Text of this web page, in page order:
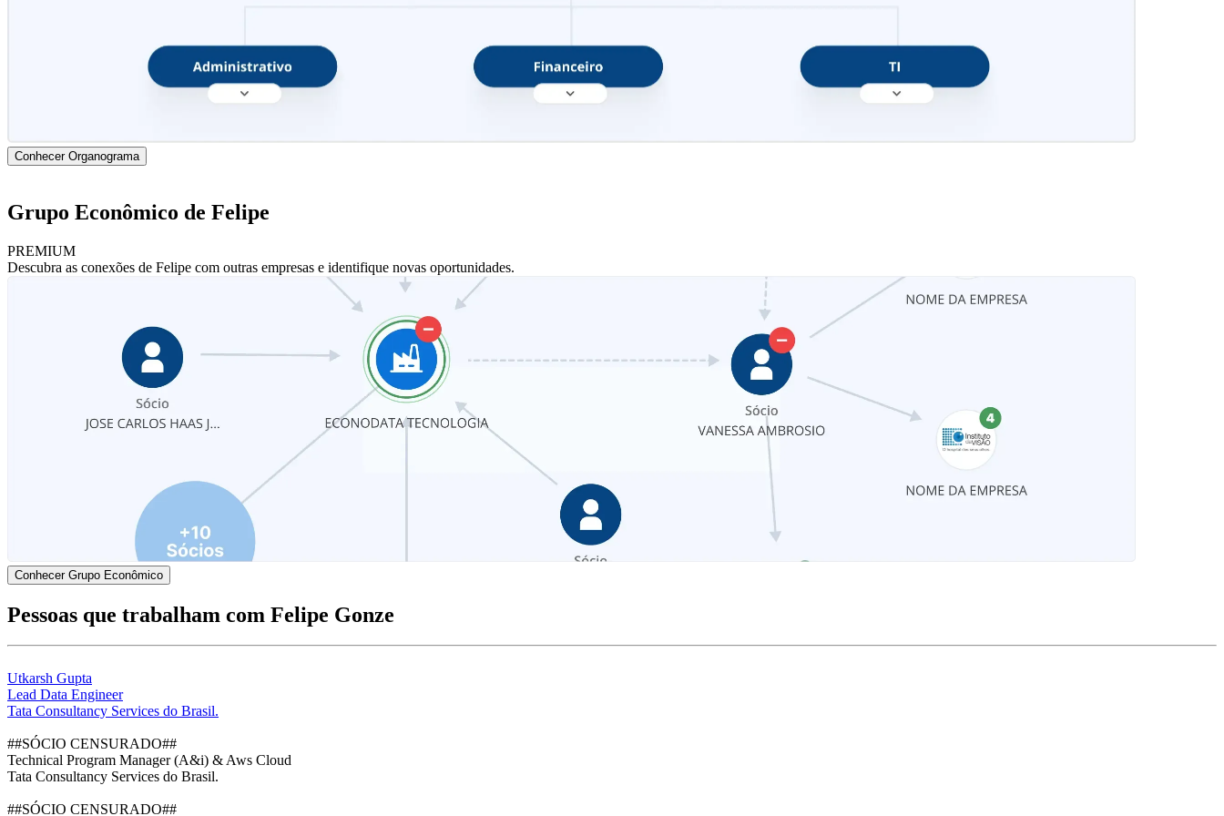
Conhecer Organograma
Grupo Econômico de Felipe
PREMIUM
Descubra as conexões de Felipe com outras empresas e identifique novas oportunidades.
Conhecer Grupo Econômico
Pessoas que trabalham com Felipe Gonze
Utkarsh Gupta
Lead Data Engineer
Tata Consultancy Services do Brasil.
##SÓCIO CENSURADO##
Technical Program Manager (A&i) & Aws Cloud
Tata Consultancy Services do Brasil.
##SÓCIO CENSURADO##